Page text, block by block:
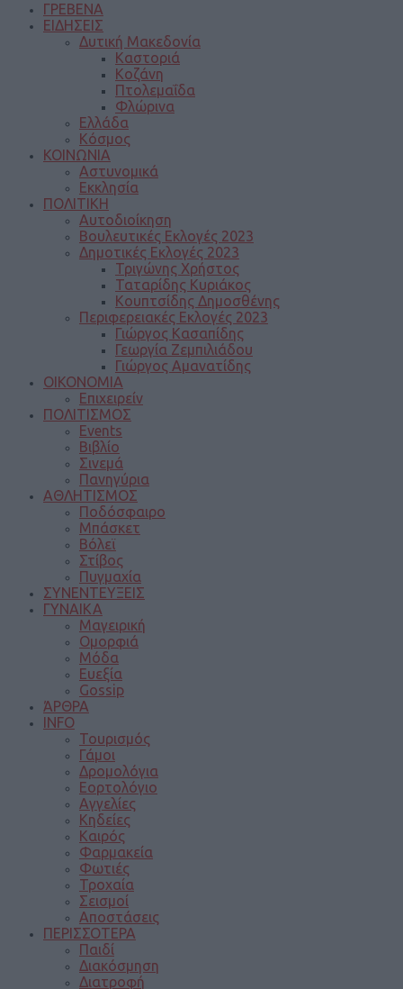
ΓΡΕΒΕΝΑ
ΕΙΔΗΣΕΙΣ
Δυτική Μακεδονία
Καστοριά
Κοζάνη
Πτολεμαΐδα
Φλώρινα
Ελλάδα
Κόσμος
ΚΟΙΝΩΝΙΑ
Αστυνομικά
Εκκλησία
ΠΟΛΙΤΙΚΗ
Αυτοδιοίκηση
Βουλευτικές Εκλογές 2023
Δημοτικές Εκλογές 2023
Τριγώνης Χρήστος
Ταταρίδης Κυριάκος
Κουπτσίδης Δημοσθένης
Περιφερειακές Εκλογές 2023
Γιώργος Κασαπίδης
Γεωργία Ζεμπιλιάδου
Γιώργος Αμανατίδης
ΟΙΚΟΝΟΜΙΑ
Επιχειρείν
ΠΟΛΙΤΙΣΜΟΣ
Events
Βιβλίο
Σινεμά
Πανηγύρια
ΑΘΛΗΤΙΣΜΟΣ
Ποδόσφαιρο
Μπάσκετ
Βόλεϊ
Στίβος
Πυγμαχία
ΣΥΝΕΝΤΕΥΞΕΙΣ
ΓΥΝΑΙΚΑ
Μαγειρική
Ομορφιά
Μόδα
Ευεξία
Gossip
ΆΡΘΡΑ
INFO
Τουρισμός
Γάμοι
Δρομολόγια
Εορτολόγιο
Αγγελίες
Κηδείες
Καιρός
Φαρμακεία
Φωτιές
Τροχαία
Σεισμοί
Αποστάσεις
ΠΕΡΙΣΣΟΤΕΡΑ
Παιδί
Διακόσμηση
Διατροφή